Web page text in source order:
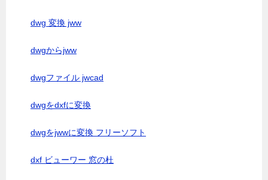
dwg 変換 jww
dwgからjww
dwgファイル jwcad
dwgをdxfに変換
dwgをjwwに変換 フリーソフト
dxf ビューワー 窓の杜